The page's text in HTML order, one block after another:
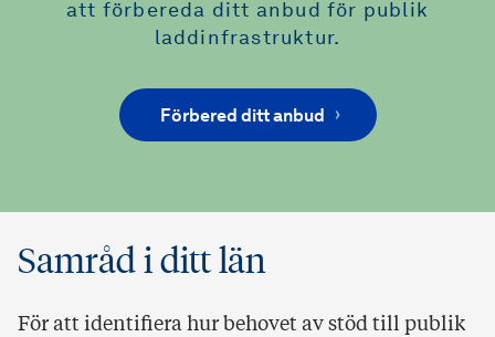
att förbereda ditt anbud för publik
laddinfrastruktur.
Förbered ditt anbud
Samråd i ditt län
För att identifiera hur behovet av stöd till publik